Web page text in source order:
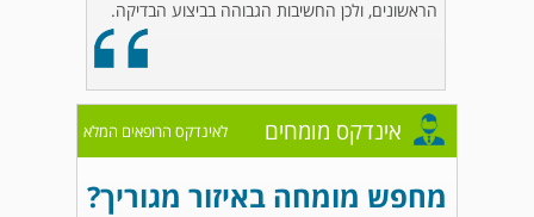
הראשונים, ולכן החשיבות הגבוהה בביצוע הבדיקה.
אינדקס מומחים לאינדקס הרופאים המלא
מחפש מומחה באיזור מגוריך?